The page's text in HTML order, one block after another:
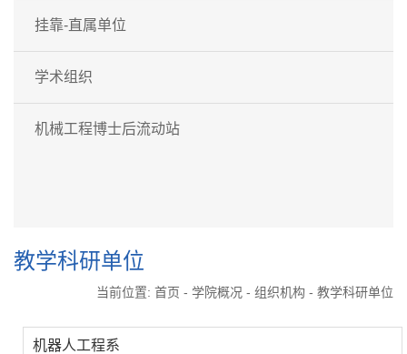
挂靠-直属单位
学术组织
机械工程博士后流动站
教学科研单位
当前位置: 首页 - 学院概况 - 组织机构 - 教学科研单位
机器人工程系